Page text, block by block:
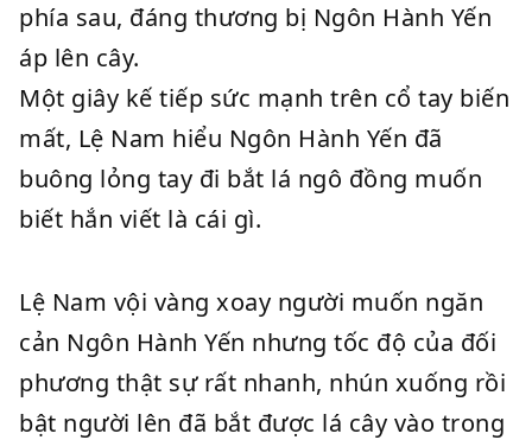
phía sau, đáng thương bị Ngôn Hành Yến
áp lên cây.
Một giây kế tiếp sức mạnh trên cổ tay biến
mất, Lệ Nam hiểu Ngôn Hành Yến đã
buông lỏng tay đi bắt lá ngô đồng muốn
biết hắn viết là cái gì.
Lệ Nam vội vàng xoay người muốn ngăn
cản Ngôn Hành Yến nhưng tốc độ của đối
phương thật sự rất nhanh, nhún xuống rồi
bật người lên đã bắt được lá cây vào trong